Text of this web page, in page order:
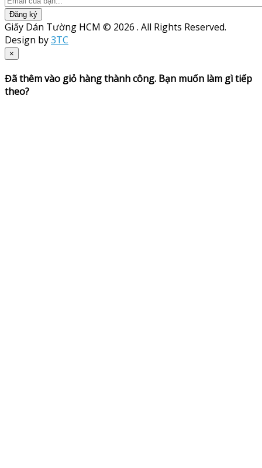
Đăng ký
Giấy Dán Tường HCM © 2026 . All Rights Reserved.
Design by3TC
×
Đã thêm vào giỏ hàng thành công. Bạn muốn làm gì tiếp
theo?